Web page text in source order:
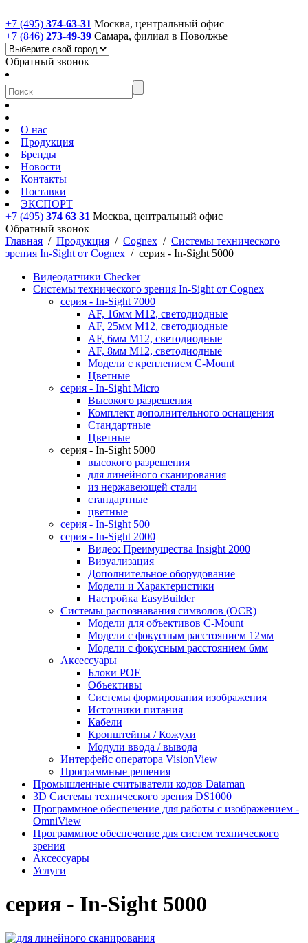
+7 (495) 374-63-31 Москва, центральный офис
+7 (846) 273-49-39 Самара, филиал в Поволжье
Обратный звонок
О нас
Продукция
Бренды
Новости
Контакты
Поставки
ЭКСПОРТ
+7 (495) 374 63 31 Москва, центральный офис
Обратный звонок
Главная / Продукция / Cognex / Системы технического
зрения In-Sight от Cognex / серия - In-Sight 5000
Видеодатчики Checker
Системы технического зрения In-Sight от Cognex
cерия - In-Sight 7000
AF, 16мм M12, светодиодные
AF, 25мм M12, светодиодные
AF, 6мм M12, светодиодные
AF, 8мм M12, светодиодные
Модели с креплением C-Mount
Цветные
серия - In-Sight Micro
Высокого разрешения
Комплект дополнительного оснащения
Стандартные
Цветные
серия - In-Sight 5000
высокого разрешения
для линейного сканирования
из нержавеющей стали
стандартные
цветные
серия - In-Sight 500
cерия - In-Sight 2000
Видео: Преимущества Insight 2000
Визуализация
Дополнительное оборудование
Модели и Характеристики
Настройка EasyBuilder
Системы распознавания символов (OCR)
Модели для объективов C-Mount
Модели с фокусным расстоянием 12мм
Модели с фокусным расстоянием 6мм
Аксессуары
Блоки POE
Объективы
Системы формирования изображения
Источники питания
Кабели
Кронштейны / Кожухи
Модули ввода / вывода
Интерфейс оператора VisionView
Программные решения
Промышленные считыватели кодов Dataman
3D Системы технического зрения DS1000
Программное обеспечение для работы с изображением -
OmniView
Программное обеспечение для систем технического
зрения
Аксессуары
Услуги
серия - In-Sight 5000